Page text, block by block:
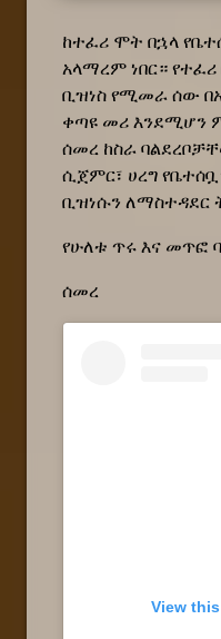
ከተፈሪ ሞት በኋላ
አላማረም ነበር። የተፈሪ
ቢዝነስ የሚመራ ሰው
ቀጣዩ መሪ እንደሚሆን
ሰመረ ከስራ
ሲጀምር፣ ሀረግ
ቢዝነሱን ለማስተዳደር
የሁለቱ ጥሩ እና መጥፎ
ሰመረ
View